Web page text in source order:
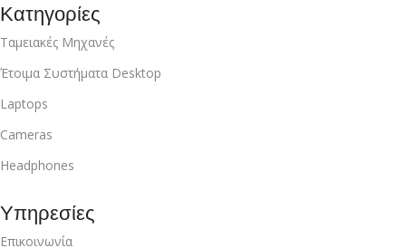
Κατηγορίες
Ταμειακές Μηχανές
Έτοιμα Συστήματα Desktop
Laptops
Cameras
Headphones
Υπηρεσίες
Επικοινωνία